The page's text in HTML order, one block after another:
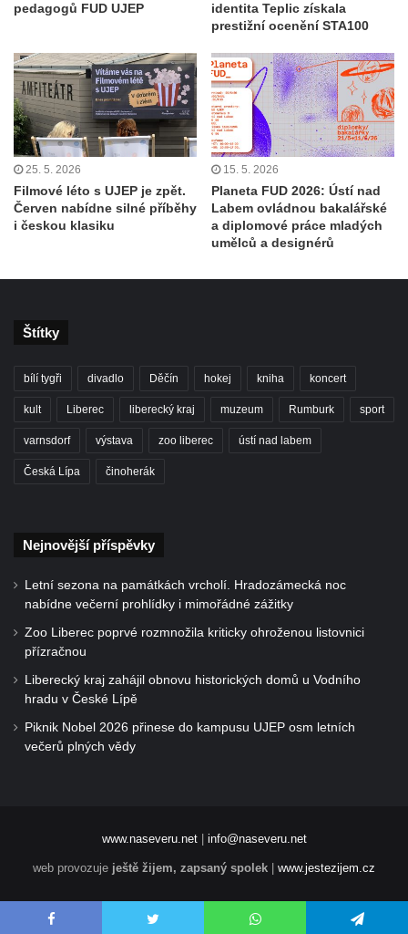
pedagogů FUD UJEP
identita Teplic získala
prestižní ocenění STA100
25. 5. 2026
Filmové léto s UJEP je zpět.
Červen nabídne silné příběhy
i českou klasiku
15. 5. 2026
Planeta FUD 2026: Ústí nad
Labem ovládnou bakalářské
a diplomové práce mladých
umělců a designérů
Štítky
bílí tygři divadlo Děčín hokej kniha koncert
kult Liberec liberecký kraj muzeum Rumburk sport
varnsdorf výstava zoo liberec ústí nad labem
Česká Lípa činoherák
Nejnovější příspěvky
Letní sezona na památkách vrcholí. Hradozámecká noc
nabídne večerní prohlídky i mimořádné zážitky
Zoo Liberec poprvé rozmnožila kriticky ohroženou listovnici
přízračnou
Liberecký kraj zahájil obnovu historických domů u Vodního
hradu v České Lípě
Piknik Nobel 2026 přinese do kampusu UJEP osm letních
večerů plných vědy
www.naseveru.net| info@naseveru.net
web provozuje ještě žijem, zapsaný spolek | www.jestezijem.cz